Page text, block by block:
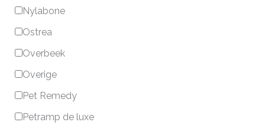
Nylabone
Ostrea
Overbeek
Overige
Pet Remedy
Petramp de luxe